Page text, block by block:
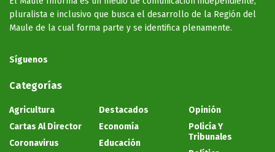
pluralista e inclusivo que busca el desarrollo de la Región del
Maule de la cual forma parte y se identifica plenamente.
Síguenos
Categorías
Agricultura
Cartas Al Director
Coronavirus
Destacados
Economía
Educación
Opinión
Policía Y
Tribunales